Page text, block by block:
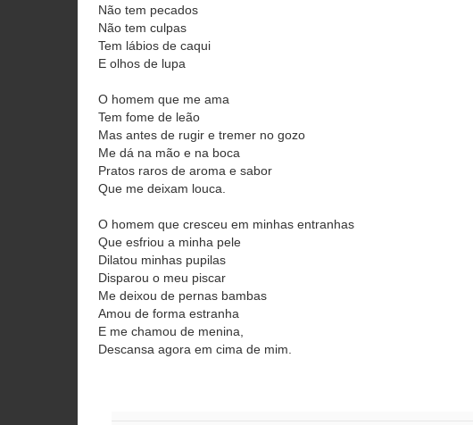
Não tem pecados
Não tem culpas
Tem lábios de caqui
E olhos de lupa
O homem que me ama
Tem fome de leão
Mas antes de rugir e tremer no gozo
Me dá na mão e na boca
Pratos raros de aroma e sabor
Que me deixam louca.
O homem que cresceu em minhas entranhas
Que esfriou a minha pele
Dilatou minhas pupilas
Disparou o meu piscar
Me deixou de pernas bambas
Amou de forma estranha
E me chamou de menina,
Descansa agora em cima de mim.